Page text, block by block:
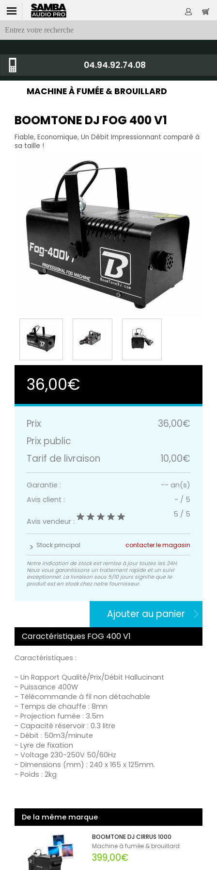
04.94.92.74.08
MACHINE À FUMÉE & BROUILLARD
BOOMTONE DJ FOG 400 V1
Fiable, Economique, Un Débit Impressionnant comparé à
sa taille !
36,00€
Prix
36,00€
Prix public
Tarif de livraison
10,00€
Garantie :
-- an(s)
Avis client :
- / 5
Avis vendeur :
5 / 5
Stock principal contacter le magasin
Notre indication de stock est remise à jour toutes les 24H.
Nous vous garantissons un traitement rapide et un suivi
exceptionnel. La livraison sous 5/10 jours signifie que le
produit est en stock chez notre fournisseur.
Ajouter au panier
Caractéristiques FOG 400 V1
Caractéristiques :
- Un Rapport Qualité/Prix/Débit Hallucinant
- Puissance 400W
- Télécommande à fil non détachable
- Temps de chauffe : 8mn
- Projection fumée : 3.5m
- Capacité réservoir : 0.3 litre
- Débit : 50m3/minute
- Lyre de fixation
- Voltage 230-250V 50/60Hz
- Dimensions (mm) : 240 x 165 x 125mm.
- Poids : 2kg
De la même marque
BOOMTONE DJ CIRRUS 1000
Machine à fumée & brouillard
399,00€